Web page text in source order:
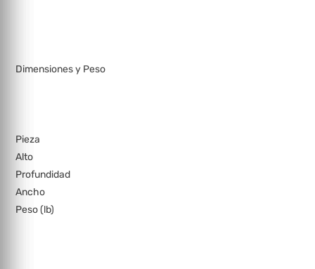
Dimensiones y Peso
Pieza
Alto
Profundidad
Ancho
Peso (lb)